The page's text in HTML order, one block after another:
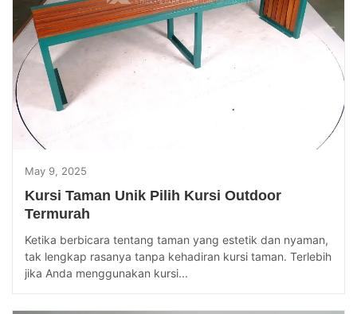
May 9, 2025
Kursi Taman Unik Pilih Kursi Outdoor
Termurah
Ketika berbicara tentang taman yang estetik dan nyaman,
tak lengkap rasanya tanpa kehadiran kursi taman. Terlebih
jika Anda menggunakan kursi...